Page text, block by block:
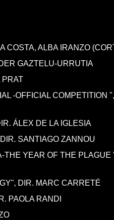
COSTA, ALBA IRANZO
GAZTELU-URRUTIA
PRAT
-OFFICIAL COMPETITION
ÁLEX DE LA IGLESIA
SANTIAGO ZANNOU
THE YEAR OF THE PLAGUE
DIR. MARC CARRETÉ
PAOLA RANDI